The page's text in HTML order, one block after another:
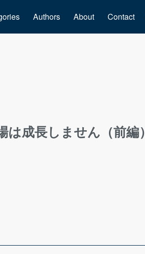
Authors About Contact
成長しません（前編）